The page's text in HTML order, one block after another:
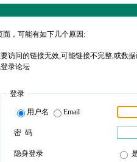
，可能有如下几个原因:
访问的链接无效,可能链接不完整,或数
录论坛
登录
用户名 Email
密 码
隐身登录